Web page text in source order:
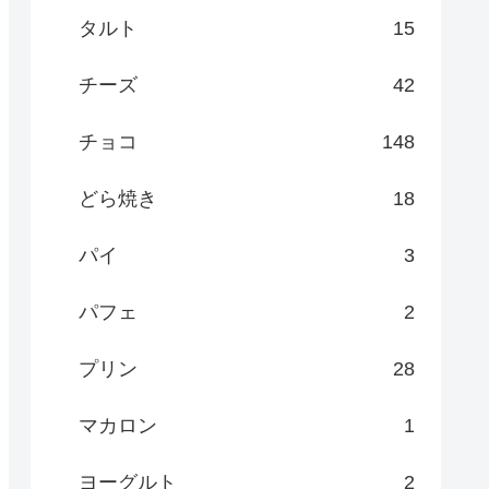
タルト 15
チーズ 42
チョコ 148
どら焼き 18
パイ 3
パフェ 2
プリン 28
マカロン 1
ヨーグルト 2